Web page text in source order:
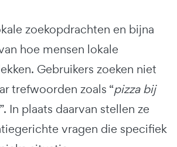
zoekopdrachten en bijna
hoe mensen lokale
Gebruikers zoeken niet
trefwoorden zoals “pizza bij
”. In plaats daarvan stellen ze
vragen die specifiek